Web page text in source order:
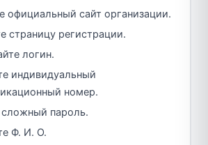
официальный сайт организации.
страницу регистрации.
логин.
индивидуальный
номер.
сложный пароль.
Ф. И. О.